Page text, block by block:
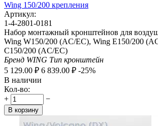
Wing 150/200 крепления
Артикул:
1-4-2801-0181
Набор монтажный кронштейнов для
Wing W150/200 (AC/EC), Wing E150/200
C150/200 (AC/EC)
Бренд WING Тип кронштейн
5 129.00 ₽ 6 839.00 ₽ -25%
В наличии
Кол-во:
+
−
В корзину